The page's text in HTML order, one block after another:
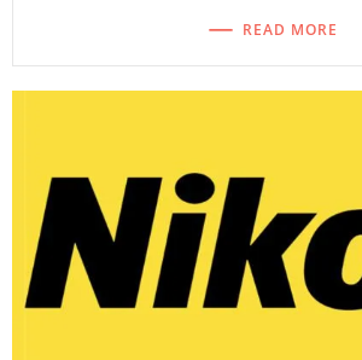
READ MORE